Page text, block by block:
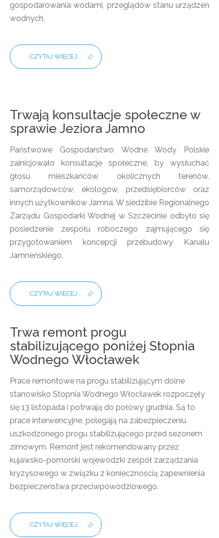
gospodarowania wodami, przeglądów stanu urządzeń
wodnych.
CZYTAJ WIĘCEJ...
Trwają konsultacje społeczne w
sprawie Jeziora Jamno
Państwowe Gospodarstwo Wodne Wody Polskie
zainicjowało konsultacje społeczne, by wysłuchać
głosu mieszkańców okolicznych terenów,
samorządowców, ekologów, przedsiębiorców oraz
innych użytkowników Jamna. W siedzibie Regionalnego
Zarządu Gospodarki Wodnej w Szczecinie odbyło się
posiedzenie zespołu roboczego zajmującego się
przygotowaniem koncepcji przebudowy Kanału
Jamneńskiego.
CZYTAJ WIĘCEJ...
Trwa remont progu
stabilizującego poniżej Stopnia
Wodnego Włocławek
Prace remontowe na progu stabilizującym dolne
stanowisko Stopnia Wodnego Włocławek rozpoczęły
się 13 listopada i potrwają do połowy grudnia. Są to
prace interwencyjne, polegają na zabezpieczeniu
uszkodzonego progu stabilizującego przed sezonem
zimowym. Remont jest rekomendowany przez
kujawsko-pomorski wojewódzki zespół zarządzania
kryzysowego w związku z koniecznością zapewnienia
bezpieczeństwa przeciwpowodziowego.
CZYTAJ WIĘCEJ...